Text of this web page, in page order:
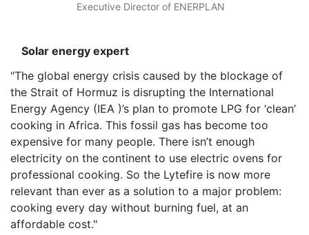
Executive Director of ENERPLAN
Solar energy expert
"The global energy crisis caused by the blockage of
the Strait of Hormuz is disrupting the International
Energy Agency (IEA )’s plan to promote LPG for ‘clean’
cooking in Africa. This fossil gas has become too
expensive for many people. There isn’t enough
electricity on the continent to use electric ovens for
professional cooking. So the Lytefire is now more
relevant than ever as a solution to a major problem:
cooking every day without burning fuel, at an
affordable cost."